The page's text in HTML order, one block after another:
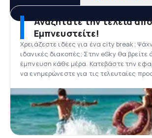
Αναζητάτε την τέλεια
Εμπνευστείτε!
Χρειάζεστε ιδέες για ένα city break;
ιδανικές διακοπές; Στην eSky θα
έμπνευση κάθε μέρα. Κατεβάστε την
να ενημερώνεστε για τις τελευταίες